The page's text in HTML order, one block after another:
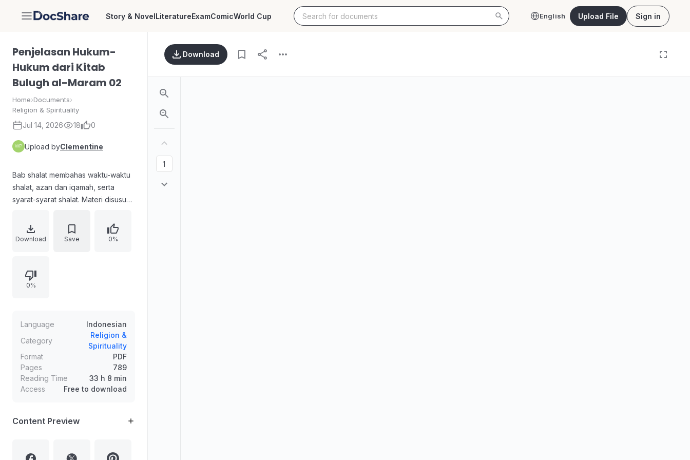
DocShare Story & NovelLiteratureExamComicWorld Cup English Upload File Sign in
Penjelasan Hukum-
Hukum dari Kitab
Bulugh al-Maram 02
Home›Documents›
Religion & Spirituality
Jul 14, 2026 18 0
Upload byClementine
Bab shalat membahas waktu-waktu
shalat, azan dan iqamah, serta
syarat-syarat shalat. Materi disusun
penomoran berurutan (mis. Hadits
Ke-128 hingga Hadits Ke-162) dan
Download Save 0%
0%
Language
Indonesian
Category
Religion &
Spirituality
Format
PDF
Pages
789
Reading Time
33 h 8 min
Access
Free to download
Content Preview
Download